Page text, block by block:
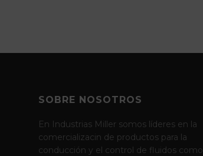
SOBRE NOSOTROS
En Industrias Miller somos líderes en la
comercializacin de productos para la
conducción y el control de fluidos como